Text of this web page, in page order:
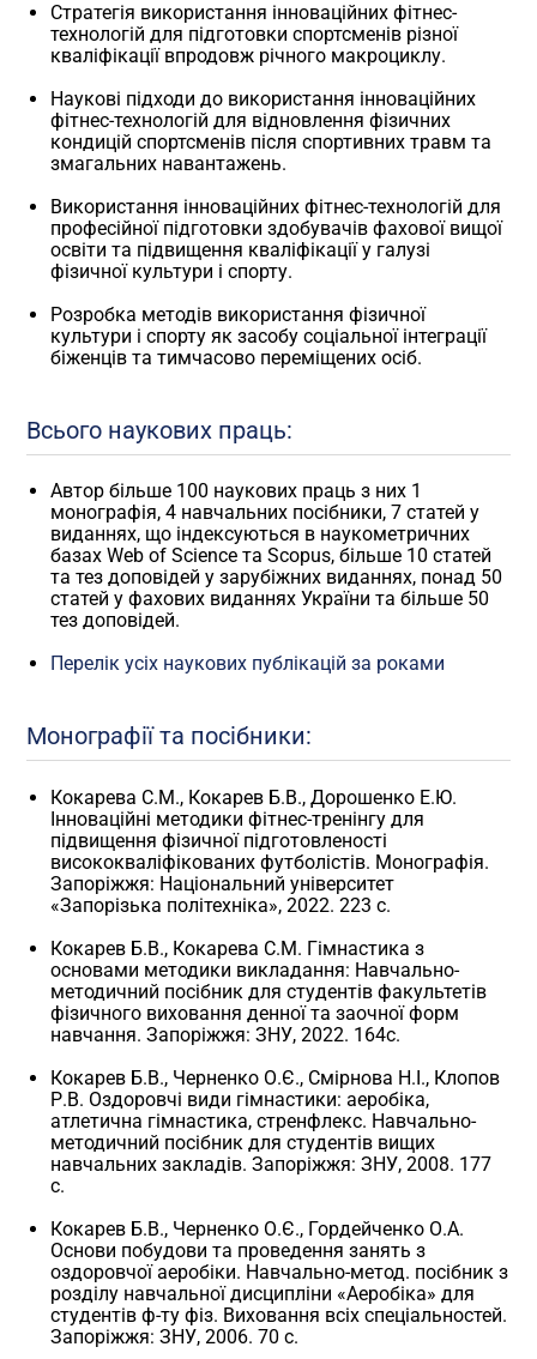
Стратегія використання інноваційних фітнес-
технологій для підготовки спортсменів різної
кваліфікації впродовж річного макроциклу.
Наукові підходи до використання інноваційних
фітнес-технологій для відновлення фізичних
кондицій спортсменів після спортивних травм та
змагальних навантажень.
Використання інноваційних фітнес-технологій для
професійної підготовки здобувачів фахової вищої
освіти та підвищення кваліфікації у галузі
фізичної культури і спорту.
Розробка методів використання фізичної
культури і спорту як засобу соціальної інтеграції
біженців та тимчасово переміщених осіб.
Всього наукових праць:
Автор більше 100 наукових праць з них 1
монографія, 4 навчальних посібники, 7 статей у
виданнях, що індексуються в наукометричних
базах Web of Science та Scopus, більше 10 статей
та тез доповідей у зарубіжних виданнях, понад 50
статей у фахових виданнях України та більше 50
тез доповідей.
Перелік усіх наукових публікацій за роками
Монографії та посібники:
Кокарева С.М., Кокарев Б.В., Дорошенко Е.Ю.
Інноваційні методики фітнес-тренінгу для
підвищення фізичної підготовленості
висококваліфікованих футболістів. Монографія.
Запоріжжя: Національний університет
«Запорізька політехніка», 2022. 223 с.
Кокарев Б.В., Кокарева С.М. Гімнастика з
основами методики викладання: Навчально-
методичний посібник для студентів факультетів
фізичного виховання денної та заочної форм
навчання. Запоріжжя: ЗНУ, 2022. 164с.
Кокарев Б.В., Черненко О.Є., Смірнова Н.І., Клопов
Р.В. Оздоровчі види гімнастики: аеробіка,
атлетична гімнастика, стренфлекс. Навчально-
методичний посібник для студентів вищих
навчальних закладів. Запоріжжя: ЗНУ, 2008. 177
с.
Кокарев Б.В., Черненко О.Є., Гордейченко О.А.
Основи побудови та проведення занять з
оздоровчої аеробіки. Навчально-метод. посібник з
розділу навчальної дисципліни «Аеробіка» для
студентів ф-ту фіз. Виховання всіх спеціальностей.
Запоріжжя: ЗНУ, 2006. 70 с.